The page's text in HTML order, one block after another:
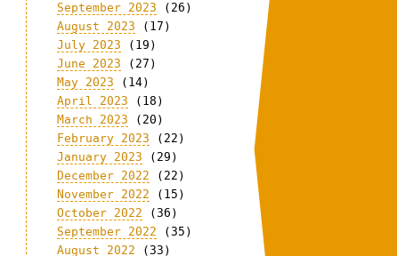
September 2023 (26)
August 2023 (17)
July 2023 (19)
June 2023 (27)
May 2023 (14)
April 2023 (18)
March 2023 (20)
February 2023 (22)
January 2023 (29)
December 2022 (22)
November 2022 (15)
October 2022 (36)
September 2022 (35)
August 2022 (33)